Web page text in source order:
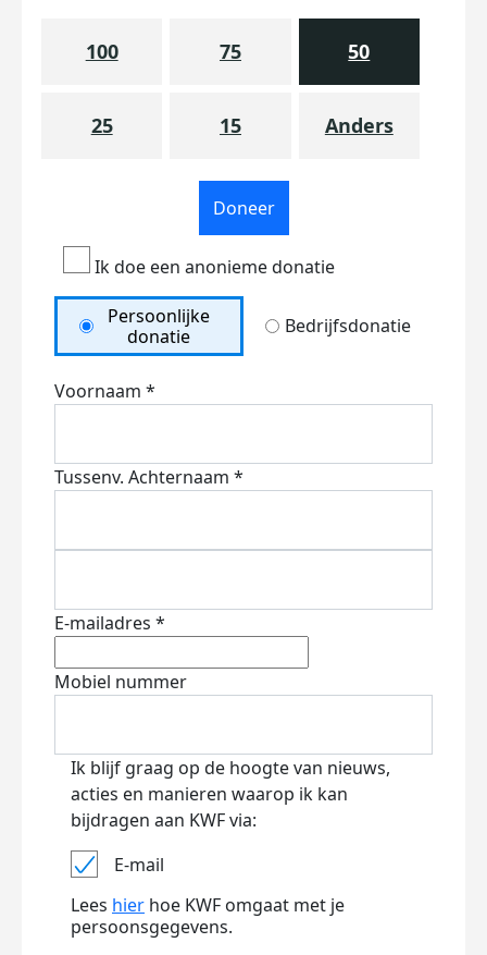
100 75 50
25 15 Anders
Doneer
Ik doe een anonieme donatie
Persoonlijke
donatie
Bedrijfsdonatie
Voornaam *
Tussenv. Achternaam *
E-mailadres *
Mobiel nummer
Ik blijf graag op de hoogte van nieuws,
acties en manieren waarop ik kan
bijdragen aan KWF via:
E-mail
Lees hier hoe KWF omgaat met je
persoonsgegevens.